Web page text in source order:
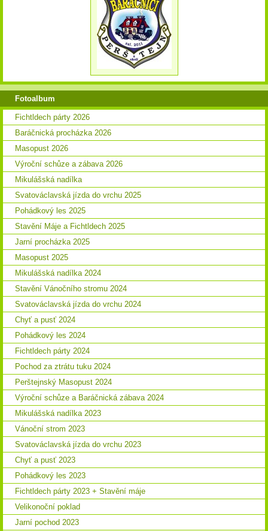
Fotoalbum
Fichtldech párty 2026
Baráčnická procházka 2026
Masopust 2026
Výroční schůze a zábava 2026
Mikulášská nadílka
Svatováclavská jízda do vrchu 2025
Pohádkový les 2025
Stavění Máje a Fichtldech 2025
Jarní procházka 2025
Masopust 2025
Mikulášská nadílka 2024
Stavění Vánočního stromu 2024
Svatováclavská jízda do vrchu 2024
Chyť a pusť 2024
Pohádkový les 2024
Fichtldech párty 2024
Pochod za ztrátu tuku 2024
Perštejnský Masopust 2024
Výroční schůze a Baráčnická zábava 2024
Mikulášská nadílka 2023
Vánoční strom 2023
Svatováclavská jízda do vrchu 2023
Chyť a pusť 2023
Pohádkový les 2023
Fichtldech párty 2023 + Stavění máje
Velikonoční poklad
Jarní pochod 2023